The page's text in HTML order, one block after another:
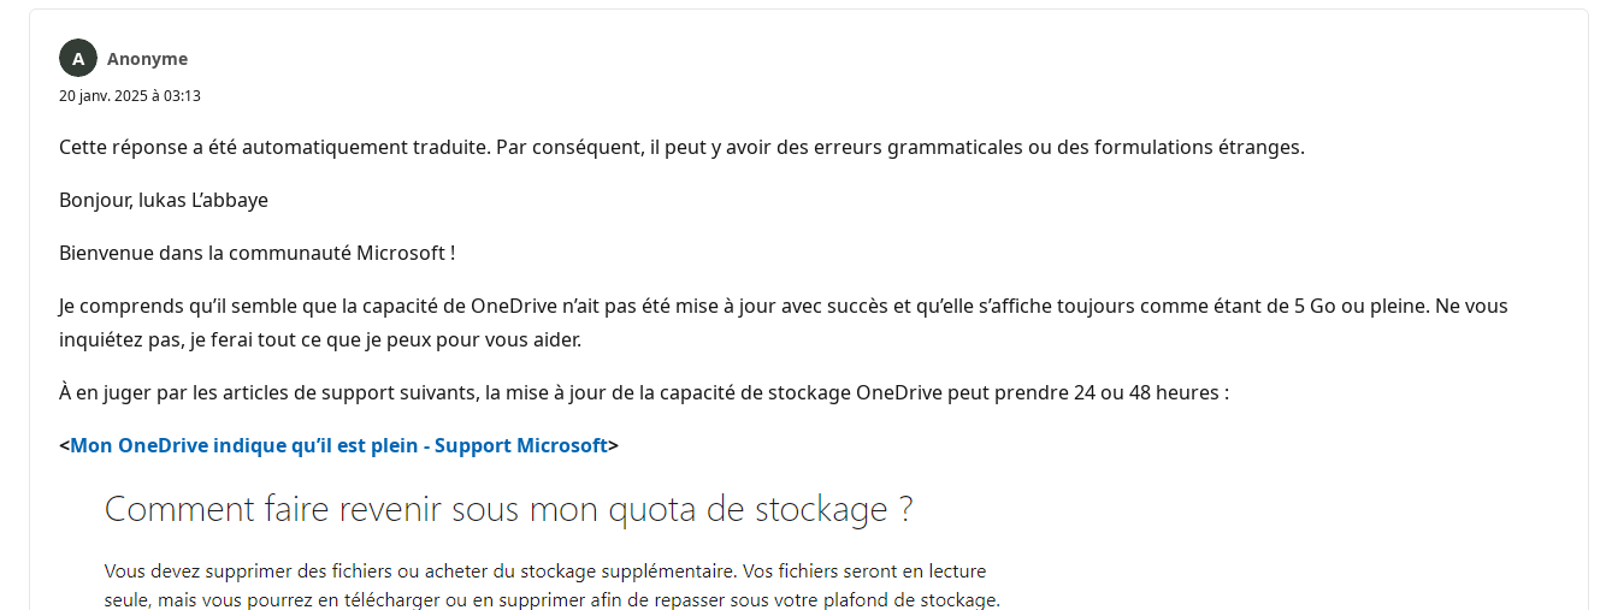
Anonyme
20 janv. 2025 à 03:13
Cette réponse a été automatiquement traduite. Par conséquent, il peut y avoir des erreurs grammaticales ou des formulations étranges.
Bonjour, lukas L’abbaye
Bienvenue dans la communauté Microsoft !
Je comprends qu’il semble que la capacité de OneDrive n’ait pas été mise à jour avec succès et qu’elle s’affiche toujours comme étant de 5 Go ou pleine. Ne vous
inquiétez pas, je ferai tout ce que je peux pour vous aider.
À en juger par les articles de support suivants, la mise à jour de la capacité de stockage OneDrive peut prendre 24 ou 48 heures :
<Mon OneDrive indique qu’il est plein - Support Microsoft>